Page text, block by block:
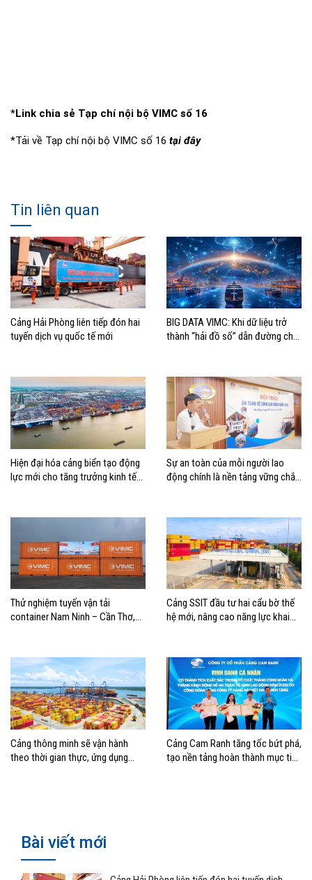
*Link chia sẻ Tạp chí nội bộ VIMC số 16
*Tải về Tạp chí nội bộ VIMC số 16 tại đây
Tin liên quan
Cảng Hải Phòng liên tiếp đón hai
tuyến dịch vụ quốc tế mới
BIG DATA VIMC: Khi dữ liệu trở
thành “hải đồ số” dẫn đường cho
Hiện đại hóa cảng biển tạo động
lực mới cho tăng trưởng kinh tế
Sự an toàn của mỗi người lao
động chính là nền tảng vững chắc
Thử nghiệm tuyến vận tải
container Nam Ninh – Cần Thơ,
Cảng SSIT đầu tư hai cẩu bờ thế
hệ mới, nâng cao năng lực khai
Cảng thông minh sẽ vận hành
theo thời gian thực, ứng dụng
Cảng Cam Ranh tăng tốc bứt phá,
tạo nền tảng hoàn thành mục tiêu
Bài viết mới